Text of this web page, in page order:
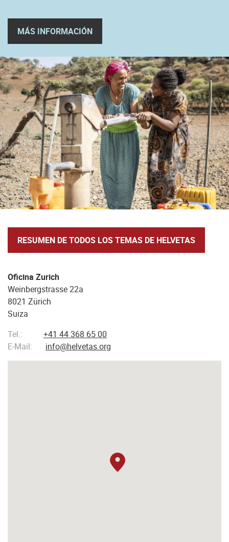
MÁS INFORMACIÓN
RESUMEN DE TODOS LOS TEMAS DE HELVETAS
Oficina Zurich
Weinbergstrasse 22a
8021 Zürich
Suiza
Tel.:
+41 44 368 65 00
E-Mail:
info@helvetas.org